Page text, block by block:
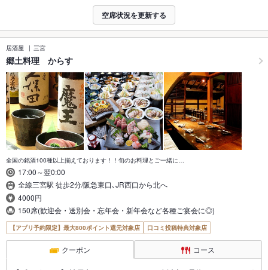
空席状況を更新する
居酒屋 三宮
郷土料理 からす
全国の銘酒100種以上揃えております！！旬のお料理とご一緒に…
17:00～翌0:00
全線三宮駅 徒歩2分/阪急東口､JR西口から北へ
4000円
150席(歓迎会・送別会・忘年会・新年会など各種ご宴会に◎)
【アプリ予約限定】最大800ポイント還元対象店 口コミ投稿特典対象店
クーポン コース